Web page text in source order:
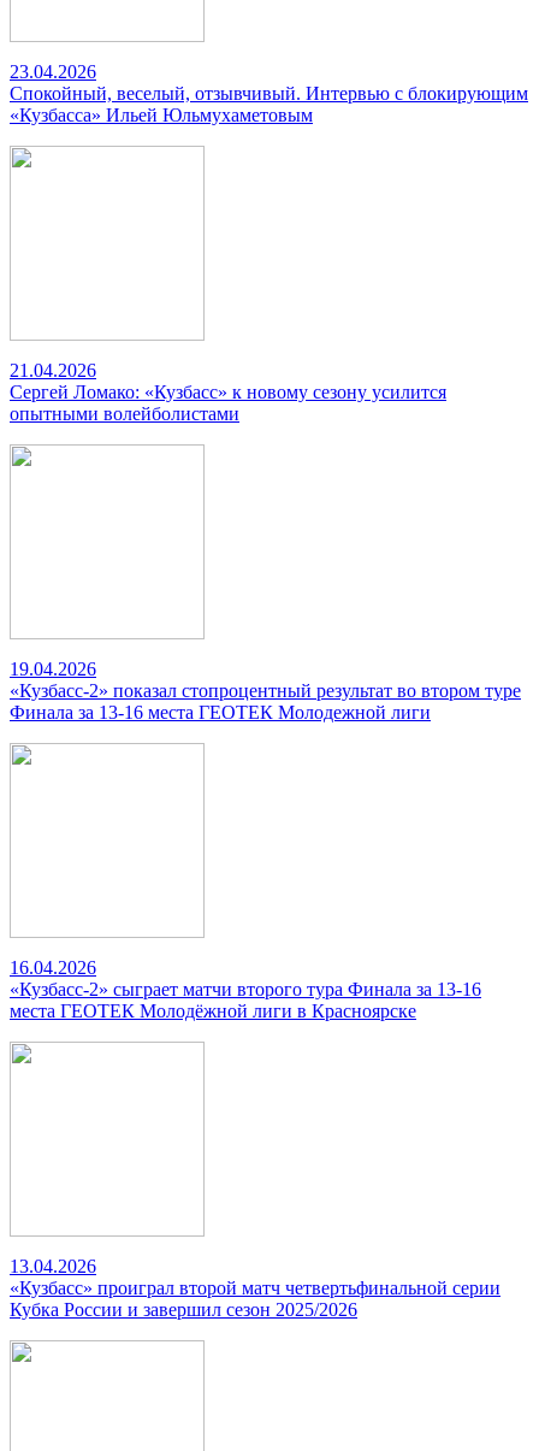
23.04.2026
Спокойный, веселый, отзывчивый. Интервью с блокирующим
«Кузбасса» Ильей Юльмухаметовым
21.04.2026
Сергей Ломако: «Кузбасс» к новому сезону усилится
опытными волейболистами
19.04.2026
«Кузбасс-2» показал стопроцентный результат во втором туре
Финала за 13-16 места ГЕОТЕК Молодежной лиги
16.04.2026
«Кузбасс-2» сыграет матчи второго тура Финала за 13-16
места ГЕОТЕК Молодёжной лиги в Красноярске
13.04.2026
«Кузбасс» проиграл второй матч четвертьфинальной серии
Кубка России и завершил сезон 2025/2026